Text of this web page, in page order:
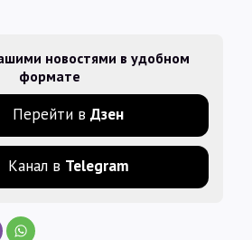
новостями в удобном
формате
Перейти в Дзен
Канал в Telegram